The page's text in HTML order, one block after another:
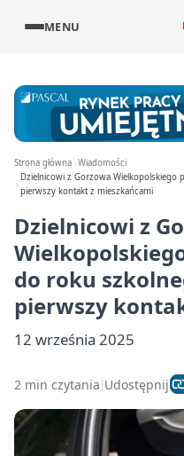
MENU
Strona główna Wiadomości
Dzielnicowi z Gorzowa
pierwszy kontakt z mieszkańcami
Dzielnicowi z
do roku
pierwszy
12 września 2025
2 min czytania Udostępnij